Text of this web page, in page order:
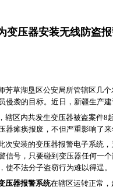
变压器安装无线防盗
芳草湖垦区公安局所管辖区几
侵袭的目标。近日，新疆生产
辖区内共发生变压器被盗案件8
器瘫痪报废，不但严重影响了
次安装的变压器报警电子系统
信号，只要碰到变压器任何一
使不法分子盗窃行为难以得逞。
压器报警系统在辖区运转正常